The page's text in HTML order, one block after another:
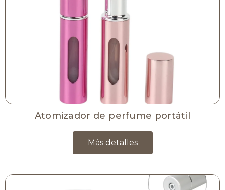
Atomizador de perfume portátil
Más detalles